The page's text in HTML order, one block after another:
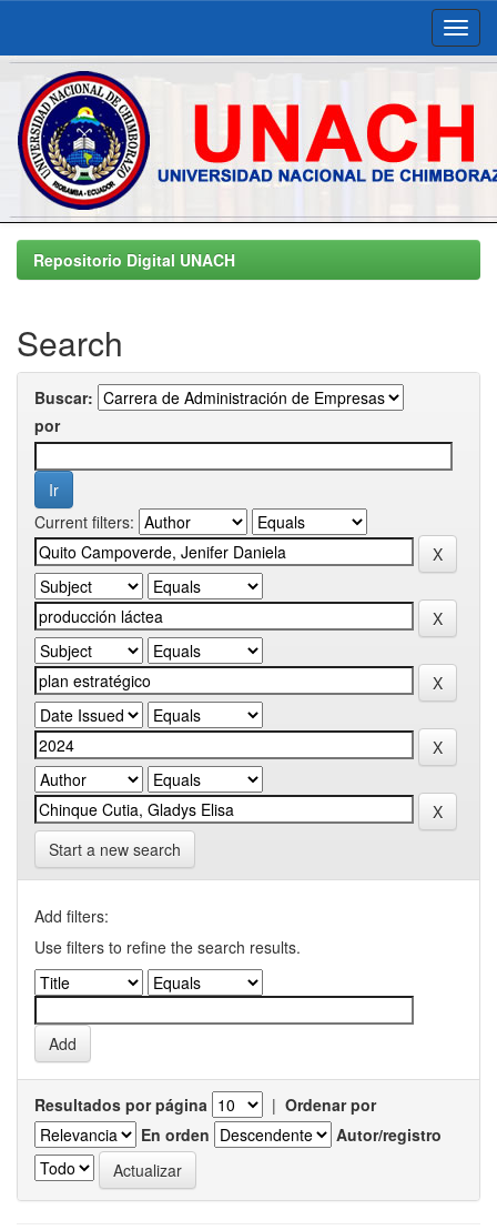
Skip
navigationRepositorio Digital UNACH
Search
Buscar:
por
Current filters:
Start a new search
Add filters:
Use filters to refine the search results.
Resultados por página | Ordenar por
En orden
Autor/registro